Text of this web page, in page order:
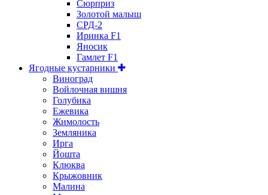
Сюрприз
Золотой малыш
СРД-2
Иринка F1
Яносик
Гамлет F1
Ягодные кустарники
Виноград
Войлочная вишня
Голубика
Ежевика
Жимолость
Земляника
Ирга
Йошта
Клюква
Крыжовник
Малина